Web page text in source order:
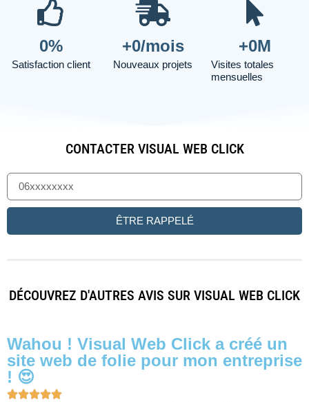
Satisfaction client
0%
Nouveaux projets
+0/mois
Visites totales
mensuelles
+0M
CONTACTER VISUAL WEB CLICK
ÊTRE RAPPELÉ
DÉCOUVREZ D'AUTRES AVIS SUR VISUAL WEB CLICK
Wahou ! Visual Web Click a créé un
site web de folie pour mon entreprise
! 😍
